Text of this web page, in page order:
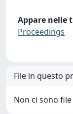
Appare nelle
Proceedings
File in questo
Non ci sono